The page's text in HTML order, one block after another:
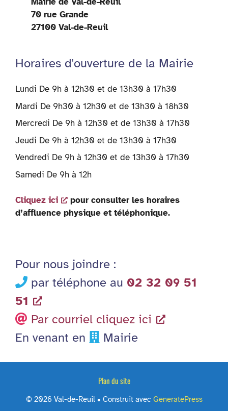
70 rue Grande
27100 Val-de-Reuil
Horaires d'ouverture de la Mairie
Lundi De 9h à 12h30 et de 13h30 à 17h30
Mardi De 9h30 à 12h30 et de 13h30 à 18h30
Mercredi De 9h à 12h30 et de 13h30 à 17h30
Jeudi De 9h à 12h30 et de 13h30 à 17h30
Vendredi De 9h à 12h30 et de 13h30 à 17h30
Samedi De 9h à 12h
Cliquez ici
pour consulter les horaires
d’affluence physique et téléphonique.
Pour nous joindre :
par téléphone au 02 32 09 51
51
Par courriel cliquez ici
En venant en
Mairie
Plan du site
© 2026 Val-de-Reuil• Construit avec GeneratePress